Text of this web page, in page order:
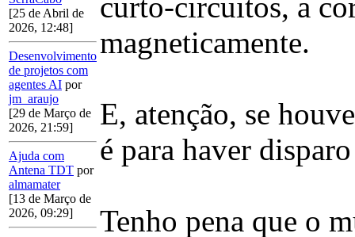
[25 de Abril de
2026, 12:48]
Desenvolvimento
de projetos com
agentes AI por
jm_araujo
[29 de Março de
2026, 21:59]
Ajuda com
Antena TDT por
almamater
[13 de Março de
2026, 09:29]
curto-circuitos, a
magneticamente.
E, atenção, se
é para haver
Tenho pena que o